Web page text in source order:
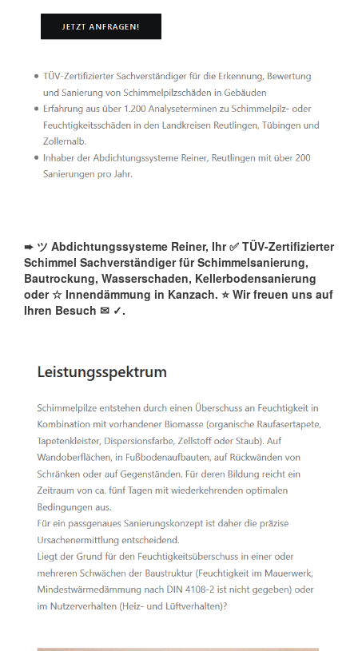
➨ ツ Abdichtungssysteme Reiner, Ihr ✅ TÜV-Zertifizierter
Schimmel Sachverständiger für Schimmelsanierung,
Bautrockung, Wasserschaden, Kellerbodensanierung
oder ☆ Innendämmung in Kanzach. ⭐ Wir freuen uns auf
Ihren Besuch ✉ ✓️.